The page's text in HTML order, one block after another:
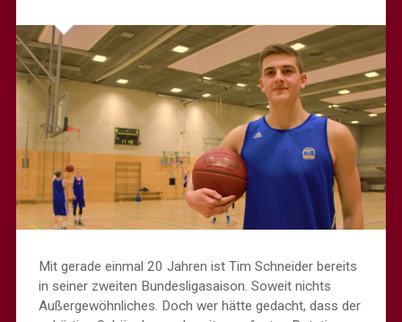
Mit gerade einmal 20 Jahren ist Tim Schneider bereits
in seiner zweiten Bundesligasaison. Soweit nichts
Außergewöhnliches. Doch wer hätte gedacht, dass der